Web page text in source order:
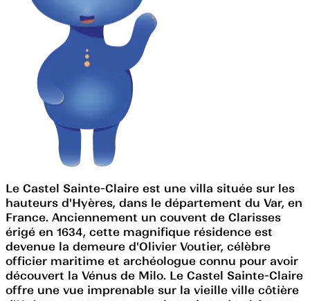
Le Castel Sainte-Claire est une villa située sur les
hauteurs d'Hyères, dans le département du Var, en
France. Anciennement un couvent de Clarisses
érigé en 1634, cette magnifique résidence est
devenue la demeure d'Olivier Voutier, célèbre
officier maritime et archéologue connu pour avoir
découvert la Vénus de Milo. Le Castel Sainte-Claire
offre une vue imprenable sur la vieille ville côtière